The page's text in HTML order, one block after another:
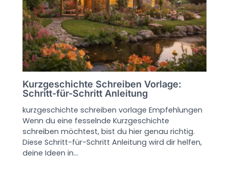
Kurzgeschichte Schreiben Vorlage:
Schritt-für-Schritt Anleitung
kurzgeschichte schreiben vorlage Empfehlungen
Wenn du eine fesselnde Kurzgeschichte
schreiben möchtest, bist du hier genau richtig.
Diese Schritt-für-Schritt Anleitung wird dir helfen,
deine Ideen in…